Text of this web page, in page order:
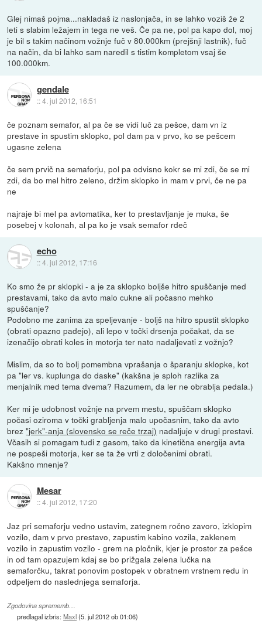
Glej nimaš pojma...nakladaš iz naslonjača, in se lahko voziš že 2
leti s slabim ležajem in tega ne veš. Če pa ne, pol pa kapo dol, moj
je bil s takim načinom vožnje fuč v 80.000km (prejšnji lastnik), fuč
na način, da bi lahko sam naredil s tistim kompletom vsaj še
100.000km.
gendale
::4. jul 2012, 16:51
če poznam semafor, al pa če se vidi luč za pešce, dam vn iz
prestave in spustim sklopko, pol dam pa v prvo, ko se pešcem
ugasne zelena
če sem prvič na semaforju, pol pa odvisno kokr se mi zdi, če se mi
zdi, da bo mel hitro zeleno, držim sklopko in mam v prvi, če ne pa
ne
najraje bi mel pa avtomatika, ker to prestavljanje je muka, še
posebej v kolonah, al pa ko je vsak semafor rdeč
echo
::4. jul 2012, 17:16
Ko smo že pr sklopki - a je za sklopko boljše hitro spuščanje med
prestavami, tako da avto malo cukne ali počasno mehko
spuščanje?
Podobno me zanima za speljevanje - boljš na hitro spustit sklopko
(obrati opazno padejo), ali lepo v točki drsenja počakat, da se
izenačijo obrati koles in motorja ter nato nadaljevati z vožnjo?
Mislim, da so to bolj pomembna vprašanja o šparanju sklopke, kot
pa "ler vs. kuplunga do daske" (kakšna je sploh razlika za
menjalnik med tema dvema? Razumem, da ler ne obrablja pedala.)
Ker mi je udobnost vožnje na prvem mestu, spuščam sklopko
počasi oziroma v točki grabljenja malo upočasnim, tako da avto
brez"jerk"-anja (slovensko se reče trzaj) nadaljuje v drugi prestavi.
Včasih si pomagam tudi z gasom, tako da kinetična energija avta
ne pospeši motorja, ker se ta že vrti z določenimi obrati.
Kakšno mnenje?
Mesar
::4. jul 2012, 17:20
Jaz pri semaforju vedno ustavim, zategnem ročno zavoro, izklopim
vozilo, dam v prvo prestavo, zapustim kabino vozila, zaklenem
vozilo in zapustim vozilo - grem na pločnik, kjer je prostor za pešce
in od tam opazujem kdaj se bo prižgala zelena lučka na
semaforčku, takrat ponovim postopek v obratnem vrstnem redu in
odpeljem do naslednjega semaforja.
Zgodovina sprememb…
predlagal izbris:Maxl(5. jul 2012 ob 01:06)